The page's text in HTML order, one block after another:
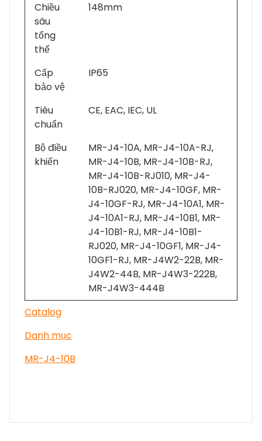
Chiều
sâu
tổng
thể
148mm
Cấp
bảo vệ
IP65
Tiêu
chuẩn
CE, EAC, IEC, UL
Bộ điều
khiển
MR-J4-10A, MR-J4-10A-RJ,
MR-J4-10B, MR-J4-10B-RJ,
MR-J4-10B-RJ010, MR-J4-
10B-RJ020, MR-J4-10GF, MR-
J4-10GF-RJ, MR-J4-10A1, MR-
J4-10A1-RJ, MR-J4-10B1, MR-
J4-10B1-RJ, MR-J4-10B1-
RJ020, MR-J4-10GF1, MR-J4-
10GF1-RJ, MR-J4W2-22B, MR-
J4W2-44B, MR-J4W3-222B,
MR-J4W3-444B
Catalog
Danh mục
MR-J4-10B